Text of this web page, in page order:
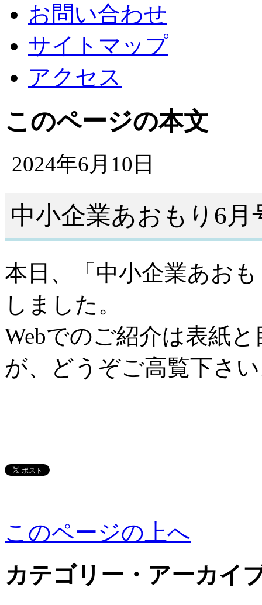
お問い合わせ
サイトマップ
アクセス
このページの本文
2024年6月10日
中小企業あおもり6月
本日、「中小企業あお
しました。
Webでのご紹介は表紙
が、どうぞご高覧下さ
このページの上へ
カテゴリー・アーカイ